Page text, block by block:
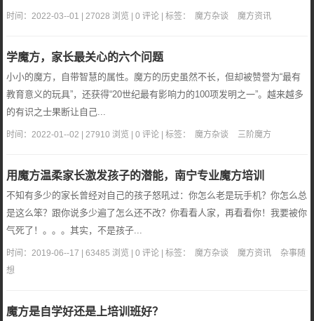
时间：2022-03--01 | 27028 浏览 | 0 评论 | 标签： 魔方杂谈 魔方资讯
学魔方，家长最关心的六个问题
小小的魔方，自带智慧的属性。魔方的历史虽然不长，但却被赞誉为“最有
教育意义的玩具”，还获得“20世纪最有影响力的100项发明之一”。越来越多
的有识之士果断让自己...
时间：2022-01--02 | 27910 浏览 | 0 评论 | 标签： 魔方杂谈 三阶魔方
用魔方温柔家长激发孩子的潜能，南宁专业魔方培训
不知有多少的家长曾经对自己的孩子怒吼过：你怎么老是玩手机？你怎么总
是这么笨？跟你说多少遍了怎么还不改？你看看人家，再看看你！我要被你
气死了！。。。其实，不是孩子...
时间：2019-06--17 | 63485 浏览 | 0 评论 | 标签： 魔方杂谈 魔方资讯
杂事随
想
魔方是自学好还是上培训班好？